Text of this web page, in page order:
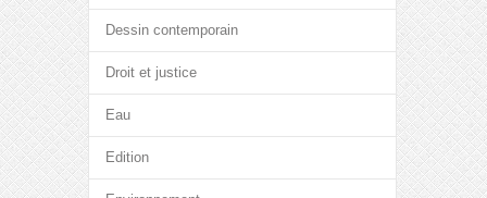
Dessin contemporain
Droit et justice
Eau
Edition